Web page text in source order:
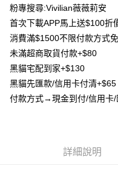
大哥付你分期
相關說明
【大哥付你分期使用說明】
2.付款方式選擇「大哥付你分期
流程，驗證手機門號後，選擇欲
成交易。
3.實際核准額度、可分期數及費
4.訂單成立30分鐘內，如未前往
AFTEE先享後付
相關說明
【關於「AFTEE先享後付」】
AFTEE先享後付是「在收到商
便利好安心！
１．簡單：不需註冊會員、不需
【「AFTEE先享後付」結帳流程
１．於結帳方式選擇「AFTEE
ATM付款
貨到付款
粉專搜尋:Vivilian薇薇莉安
首次下載APP馬上送$100折
消費滿$1500不限付款方式
未滿超商取貨付款+$80
黑貓宅配到家+$130
黑貓先匯款/信用卡付清+$65
付款方式→現金到付/信用卡/
詳細說明